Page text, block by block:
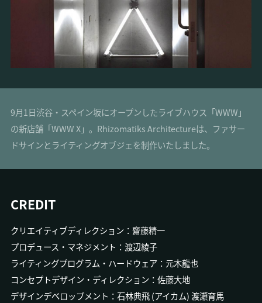
9月1日渋谷・スペイン坂にオープンしたライブハウス「WWW」
の新店舗「WWW X」。Rhizomatiks Architectureは、ファサー
ドサインとライティングオブジェを制作いたしました。
CREDIT
クリエイティブディレクション：齋藤精一
プロデュース・マネジメント：渡辺綾子
ライティングプログラム・ハードウェア：元木龍也
コンセプトデザイン・ディレクション：佐藤大地
デザインデベロップメント：石林典飛 (アイカム) 渡瀬育馬